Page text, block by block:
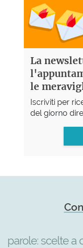
La
le
Iscriviti per
del giorno
parole: scelte a